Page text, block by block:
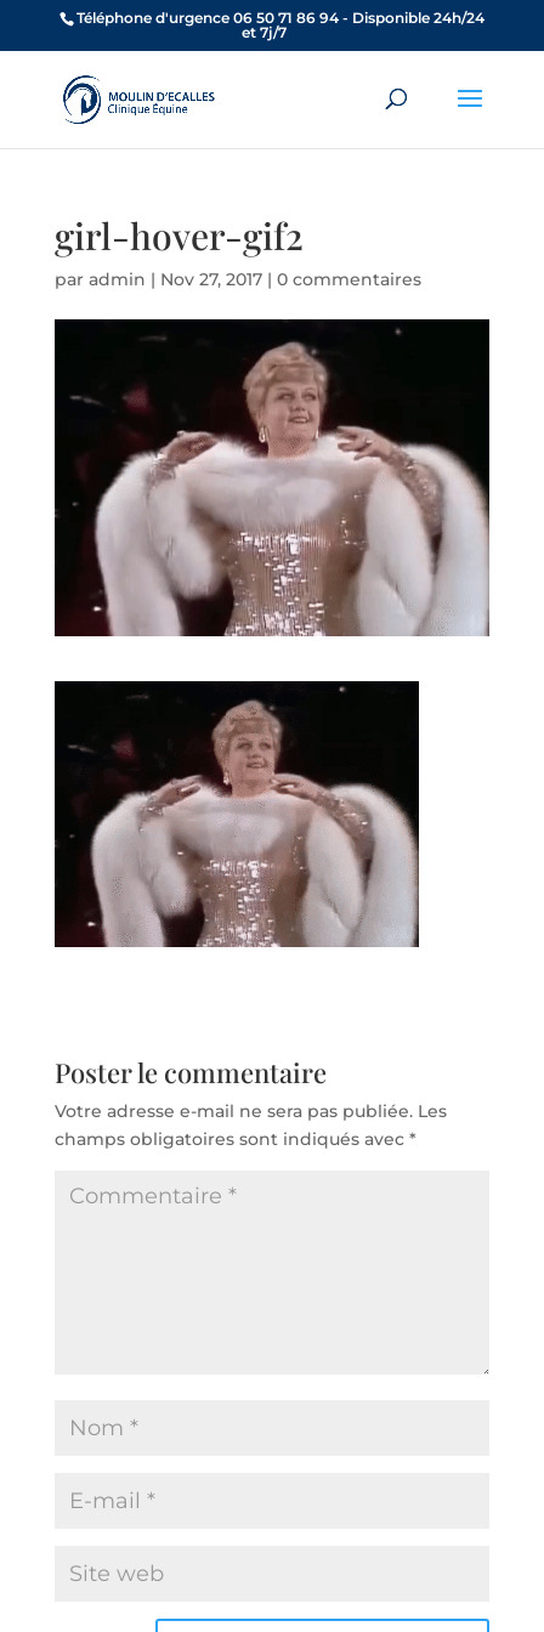
Téléphone d'urgence 06 50 71 86 94 - Disponible 24h/24
et 7j/7
girl-hover-gif2
par admin | Nov 27, 2017| 0 commentaires
Poster le commentaire
Votre adresse e-mail ne sera pas publiée. Les
champs obligatoires sont indiqués avec *